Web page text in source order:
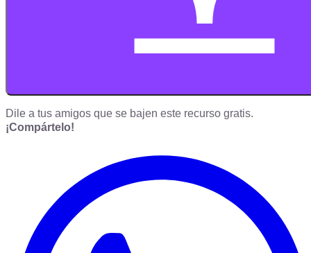
Dile a tus amigos que se bajen este recurso gratis.
¡Compártelo!